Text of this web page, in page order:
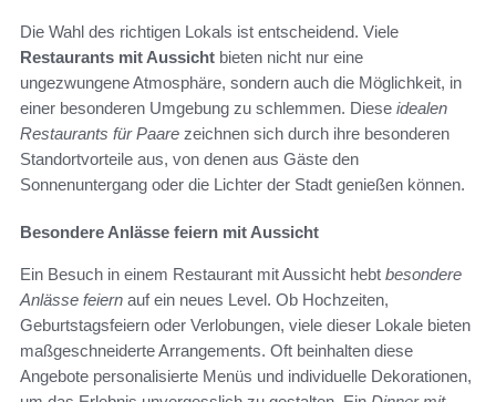
Die Wahl des richtigen Lokals ist entscheidend. Viele
Restaurants mit Aussicht bieten nicht nur eine
ungezwungene Atmosphäre, sondern auch die Möglichkeit, in
einer besonderen Umgebung zu schlemmen. Diese idealen
Restaurants für Paare zeichnen sich durch ihre besonderen
Standortvorteile aus, von denen aus Gäste den
Sonnenuntergang oder die Lichter der Stadt genießen können.
Besondere Anlässe feiern mit Aussicht
Ein Besuch in einem Restaurant mit Aussicht hebt besondere
Anlässe feiern auf ein neues Level. Ob Hochzeiten,
Geburtstagsfeiern oder Verlobungen, viele dieser Lokale bieten
maßgeschneiderte Arrangements. Oft beinhalten diese
Angebote personalisierte Menüs und individuelle Dekorationen,